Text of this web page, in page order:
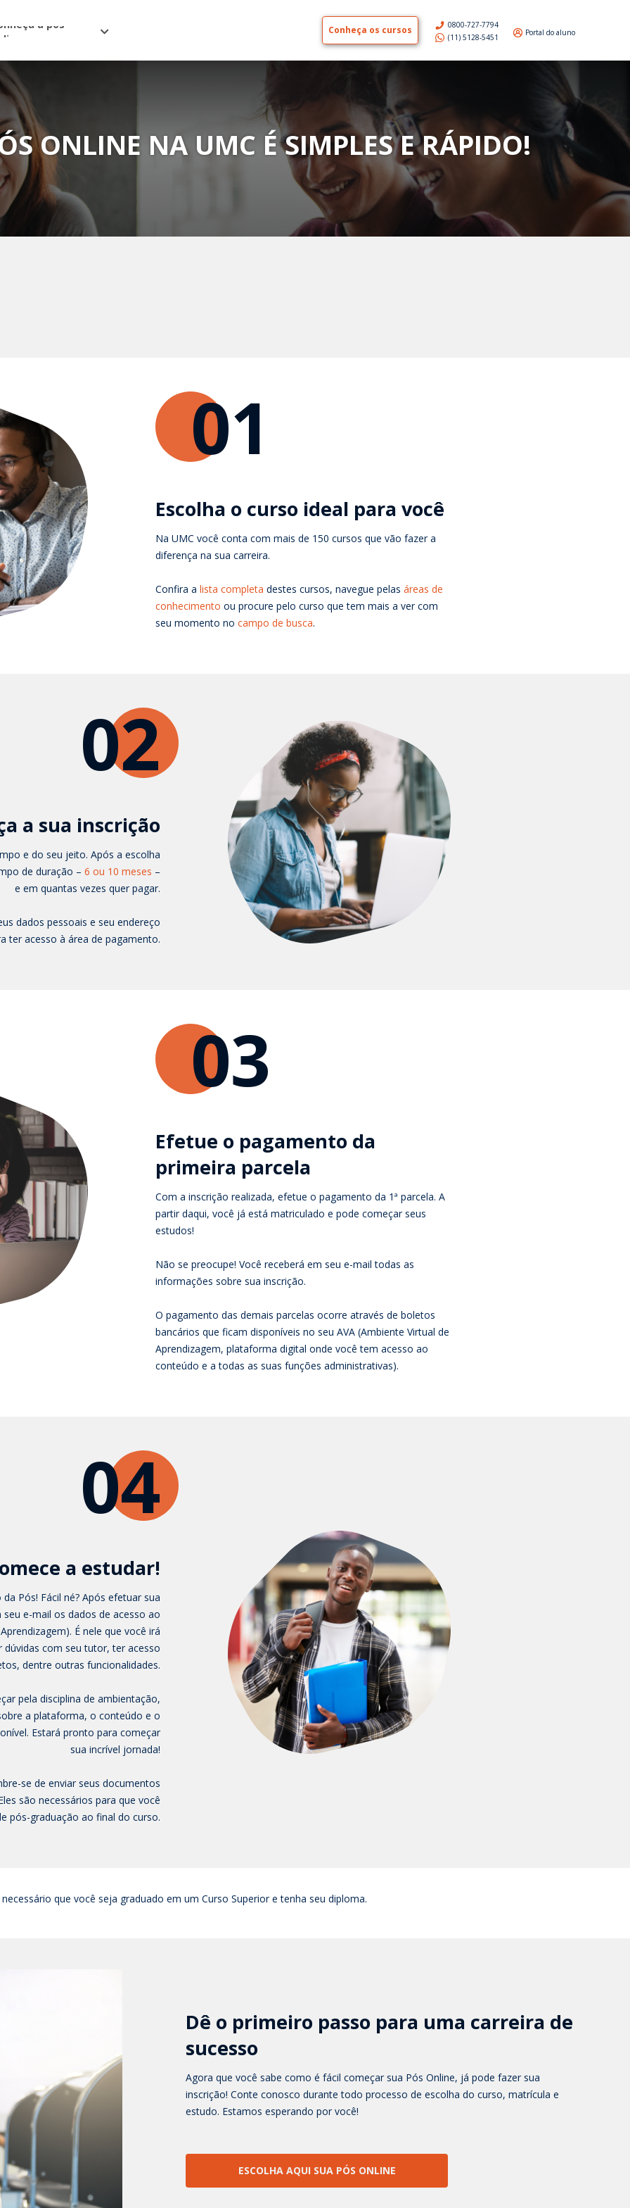
a pós
Portal do aluno
0800-727-7794
(11) 5128-5451
Conheça os cursos
ONLINE NA UMC É SIMPLES E RÁPIDO!
01
Escolha o curso ideal para você
Na UMC você conta com mais de 150 cursos que vão fazer a
diferença na sua carreira.
Confira a lista completa destes cursos, navegue pelas áreas de
conhecimento ou procure pelo curso que tem mais a ver com
seu momento no campo de busca.
02
a sua inscrição
e do seu jeito. Após a escolha
de duração – 6 ou 10 meses –
e em quantas vezes quer pagar.
dados pessoais e seu endereço
ter acesso à área de pagamento.
03
Efetue o pagamento da
primeira parcela
Com a inscrição realizada, efetue o pagamento da 1ª parcela. A
partir daqui, você já está matriculado e pode começar seus
estudos!
Não se preocupe! Você receberá em seu e-mail todas as
informações sobre sua inscrição.
O pagamento das demais parcelas ocorre através de boletos
bancários que ficam disponíveis no seu AVA (Ambiente Virtual de
Aprendizagem, plataforma digital onde você tem acesso ao
conteúdo e a todas as suas funções administrativas).
04
a estudar!
Pós! Fácil né? Após efetuar sua
e-mail os dados de acesso ao
É nele que você irá
com seu tutor, ter acesso
dentre outras funcionalidades.
pela disciplina de ambientação,
a plataforma, o conteúdo e o
Estará pronto para começar
sua incrível jornada!
se de enviar seus documentos
são necessários para que você
pós-graduação ao final do curso.
que você seja graduado em um Curso Superior e tenha seu diploma.
Dê o primeiro passo para uma carreira de
sucesso
Agora que você sabe como é fácil começar sua Pós Online, já pode fazer sua
inscrição! Conte conosco durante todo processo de escolha do curso, matrícula e
estudo. Estamos esperando por você!
ESCOLHA AQUI SUA PÓS ONLINE